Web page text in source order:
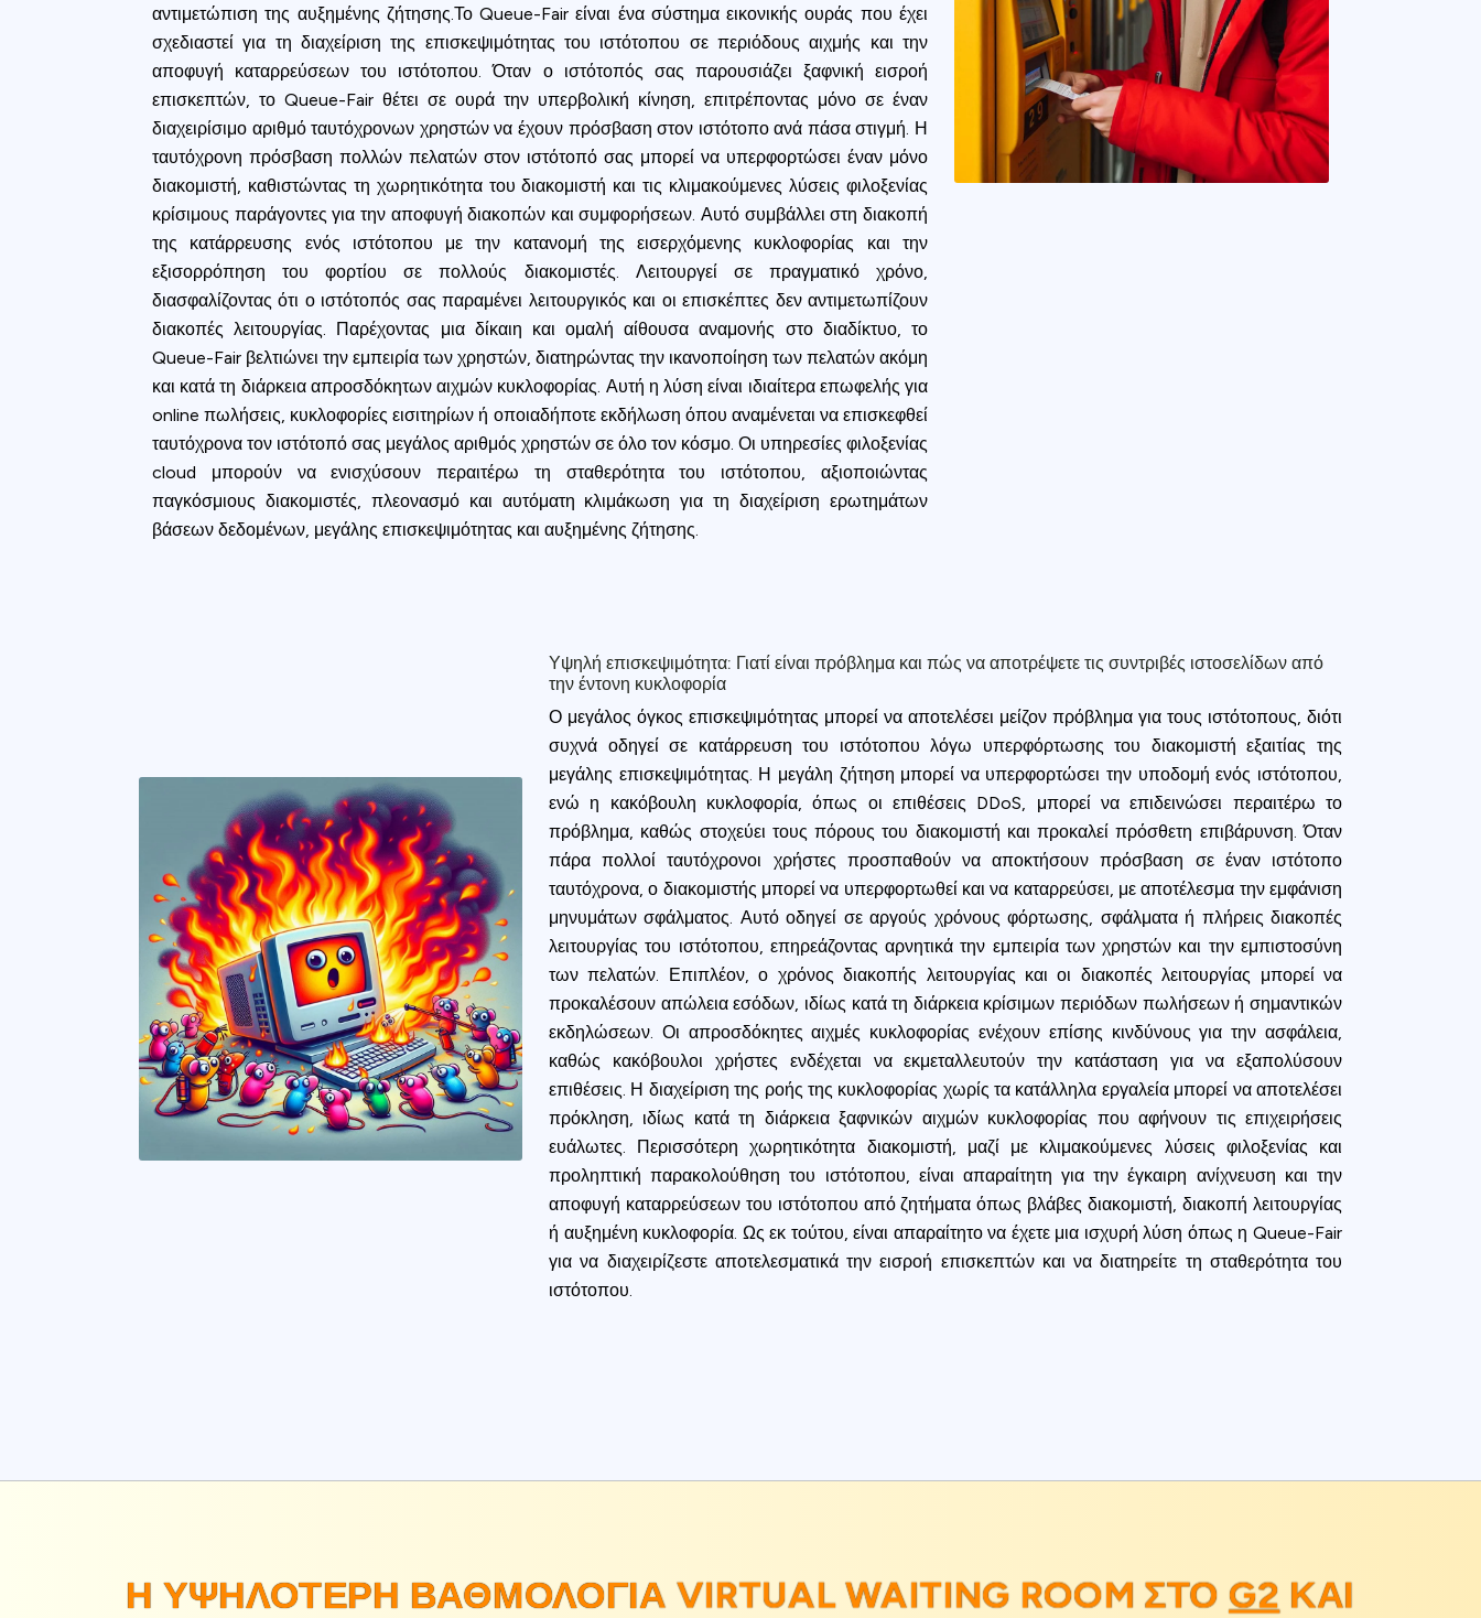
αντιμετώπιση της αυξημένης ζήτησης.Το Queue-Fair είναι ένα σύστημα εικονικής ουράς που έχει
σχεδιαστεί για τη διαχείριση της επισκεψιμότητας του ιστότοπου σε περιόδους αιχμής και την
αποφυγή καταρρεύσεων του ιστότοπου. Όταν ο ιστότοπός σας παρουσιάζει ξαφνική εισροή
επισκεπτών, το Queue-Fair θέτει σε ουρά την υπερβολική κίνηση, επιτρέποντας μόνο σε έναν
διαχειρίσιμο αριθμό ταυτόχρονων χρηστών να έχουν πρόσβαση στον ιστότοπο ανά πάσα στιγμή. Η
ταυτόχρονη πρόσβαση πολλών πελατών στον ιστότοπό σας μπορεί να υπερφορτώσει έναν μόνο
διακομιστή, καθιστώντας τη χωρητικότητα του διακομιστή και τις κλιμακούμενες λύσεις φιλοξενίας
κρίσιμους παράγοντες για την αποφυγή διακοπών και συμφορήσεων. Αυτό συμβάλλει στη διακοπή
της κατάρρευσης ενός ιστότοπου με την κατανομή της εισερχόμενης κυκλοφορίας και την
εξισορρόπηση του φορτίου σε πολλούς διακομιστές. Λειτουργεί σε πραγματικό χρόνο,
διασφαλίζοντας ότι ο ιστότοπός σας παραμένει λειτουργικός και οι επισκέπτες δεν αντιμετωπίζουν
διακοπές λειτουργίας. Παρέχοντας μια δίκαιη και ομαλή αίθουσα αναμονής στο διαδίκτυο, το
Queue-Fair βελτιώνει την εμπειρία των χρηστών, διατηρώντας την ικανοποίηση των πελατών ακόμη
και κατά τη διάρκεια απροσδόκητων αιχμών κυκλοφορίας. Αυτή η λύση είναι ιδιαίτερα επωφελής για
online πωλήσεις, κυκλοφορίες εισιτηρίων ή οποιαδήποτε εκδήλωση όπου αναμένεται να επισκεφθεί
ταυτόχρονα τον ιστότοπό σας μεγάλος αριθμός χρηστών σε όλο τον κόσμο. Οι υπηρεσίες φιλοξενίας
cloud μπορούν να ενισχύσουν περαιτέρω τη σταθερότητα του ιστότοπου, αξιοποιώντας
παγκόσμιους διακομιστές, πλεονασμό και αυτόματη κλιμάκωση για τη διαχείριση ερωτημάτων
βάσεων δεδομένων, μεγάλης επισκεψιμότητας και αυξημένης ζήτησης.
Υψηλή επισκεψιμότητα: Γιατί είναι πρόβλημα και πώς να αποτρέψετε τις συντριβές ιστοσελίδων από
την έντονη κυκλοφορία
Ο μεγάλος όγκος επισκεψιμότητας μπορεί να αποτελέσει μείζον πρόβλημα για τους ιστότοπους, διότι
συχνά οδηγεί σε κατάρρευση του ιστότοπου λόγω υπερφόρτωσης του διακομιστή εξαιτίας της
μεγάλης επισκεψιμότητας. Η μεγάλη ζήτηση μπορεί να υπερφορτώσει την υποδομή ενός ιστότοπου,
ενώ η κακόβουλη κυκλοφορία, όπως οι επιθέσεις DDoS, μπορεί να επιδεινώσει περαιτέρω το
πρόβλημα, καθώς στοχεύει τους πόρους του διακομιστή και προκαλεί πρόσθετη επιβάρυνση. Όταν
πάρα πολλοί ταυτόχρονοι χρήστες προσπαθούν να αποκτήσουν πρόσβαση σε έναν ιστότοπο
ταυτόχρονα, ο διακομιστής μπορεί να υπερφορτωθεί και να καταρρεύσει, με αποτέλεσμα την εμφάνιση
μηνυμάτων σφάλματος. Αυτό οδηγεί σε αργούς χρόνους φόρτωσης, σφάλματα ή πλήρεις διακοπές
λειτουργίας του ιστότοπου, επηρεάζοντας αρνητικά την εμπειρία των χρηστών και την εμπιστοσύνη
των πελατών. Επιπλέον, ο χρόνος διακοπής λειτουργίας και οι διακοπές λειτουργίας μπορεί να
προκαλέσουν απώλεια εσόδων, ιδίως κατά τη διάρκεια κρίσιμων περιόδων πωλήσεων ή σημαντικών
εκδηλώσεων. Οι απροσδόκητες αιχμές κυκλοφορίας ενέχουν επίσης κινδύνους για την ασφάλεια,
καθώς κακόβουλοι χρήστες ενδέχεται να εκμεταλλευτούν την κατάσταση για να εξαπολύσουν
επιθέσεις. Η διαχείριση της ροής της κυκλοφορίας χωρίς τα κατάλληλα εργαλεία μπορεί να αποτελέσει
πρόκληση, ιδίως κατά τη διάρκεια ξαφνικών αιχμών κυκλοφορίας που αφήνουν τις επιχειρήσεις
ευάλωτες. Περισσότερη χωρητικότητα διακομιστή, μαζί με κλιμακούμενες λύσεις φιλοξενίας και
προληπτική παρακολούθηση του ιστότοπου, είναι απαραίτητη για την έγκαιρη ανίχνευση και την
αποφυγή καταρρεύσεων του ιστότοπου από ζητήματα όπως βλάβες διακομιστή, διακοπή λειτουργίας
ή αυξημένη κυκλοφορία. Ως εκ τούτου, είναι απαραίτητο να έχετε μια ισχυρή λύση όπως η Queue-Fair
για να διαχειρίζεστε αποτελεσματικά την εισροή επισκεπτών και να διατηρείτε τη σταθερότητα του
ιστότοπου.
Η ΥΨΗΛΌΤΕΡΗ ΒΑΘΜΟΛΟΓΊΑ VIRTUAL WAITING ROOM ΣΤΟG2ΚΑΙ
Cookies & Privacy
Queue-Fair.com uses cookies to provide content and improve your experience. You can
accept all cookie usage or use settings to manage categories individually.
Settings Accept